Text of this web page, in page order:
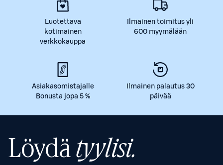
Luotettava
kotimainen
verkkokauppa
Ilmainen toimitus yli
600 myymälään
Asiakasomistajalle
Bonusta jopa 5 %
Ilmainen palautus 30
päivää
Löydätyylisi.